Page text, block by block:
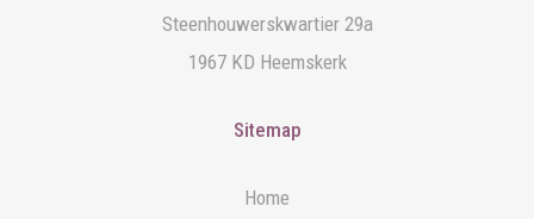
Steenhouwerskwartier 29a
1967 KD Heemskerk
Sitemap
Home